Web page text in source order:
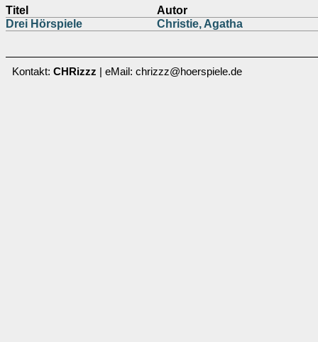
Titel
Autor
Drei Hörspiele
Christie, Agatha
Kontakt: CHRizzz | eMail: chrizzz@hoerspiele.de